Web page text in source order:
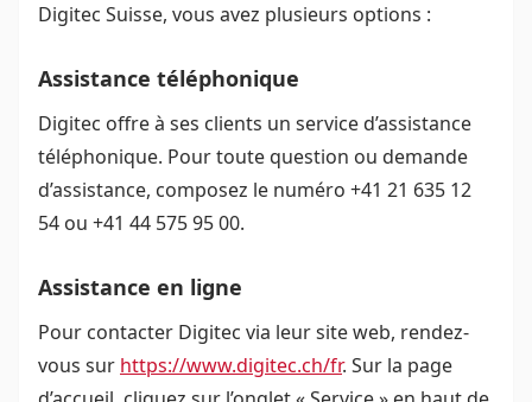
Digitec Suisse, vous avez plusieurs options :
Assistance téléphonique
Digitec offre à ses clients un service d’assistance
téléphonique. Pour toute question ou demande
d’assistance, composez le numéro +41 21 635 12
54​ ou +41 44 575 95 00.
Assistance en ligne
Pour contacter Digitec via leur site web, rendez-
vous sur https://www.digitec.ch/fr. Sur la page